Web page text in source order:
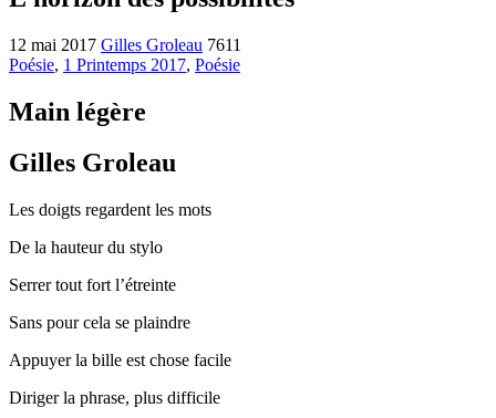
12 mai 2017 Gilles Groleau 7611
Poésie, 1 Printemps 2017, Poésie
Main légère
Gilles Groleau
Les doigts regardent les mots
De la hauteur du stylo
Serrer tout fort l’étreinte
Sans pour cela se plaindre
Appuyer la bille est chose facile
Diriger la phrase, plus difficile